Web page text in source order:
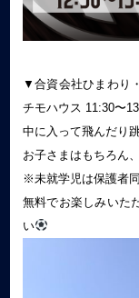
▼合資会社ひまわり
チモハウス 11:30〜
中に入って飛んだり跳
お子さまはもちろん
※未就学児は保護者
無料でお楽しみいた
い